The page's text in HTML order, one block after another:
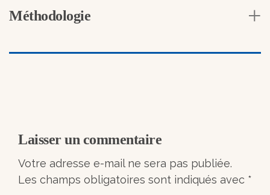
Méthodologie
Laisser un commentaire
Votre adresse e-mail ne sera pas publiée.
Les champs obligatoires sont indiqués avec *